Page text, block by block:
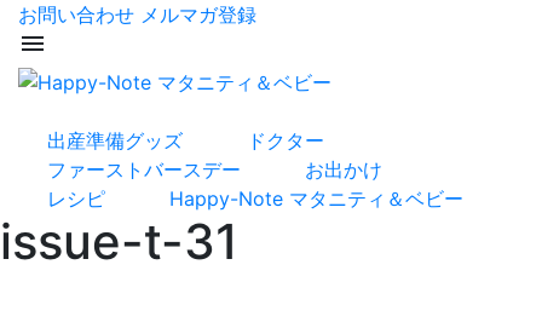
お問い合わせ メルマガ登録
menu
出産準備グッズ
ドクター
ファーストバースデー
お出かけ
レシピ
Happy-Note マタニティ＆ベビー
issue-t-31